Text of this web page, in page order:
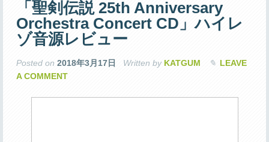
「聖剣伝説 25th Anniversary
Orchestra Concert CD」ハイレ
ゾ音源レビュー
Posted on 2018年3月17日 Written by KATGUM
LEAVE
A COMMENT